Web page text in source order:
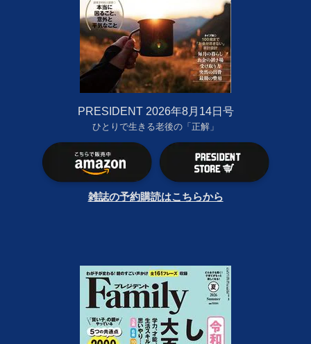
PRESIDENT 2026年8月14日号
ひとりで生きる老後の「正解」
雑誌の予約購読はこちらから